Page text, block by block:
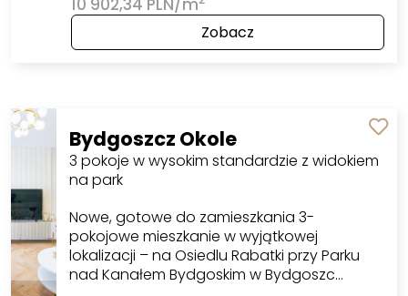
Zobacz
Bydgoszcz Okole
3 pokoje w wysokim standardzie z widokiem
na park
Nowe, gotowe do zamieszkania 3-
pokojowe mieszkanie w wyjątkowej
lokalizacji – na Osiedlu Rabatki przy Parku
nad Kanałem Bydgoskim w Bydgoszc…